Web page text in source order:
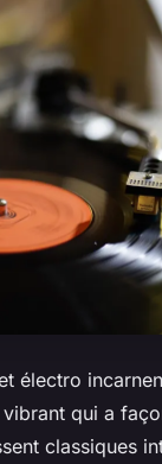
électro
qui a
classiques